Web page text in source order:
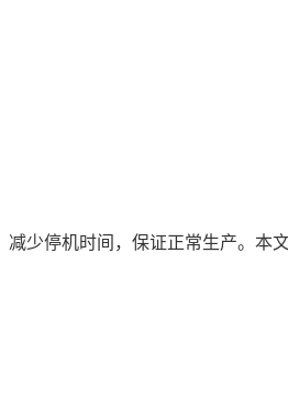
少停机时间，保证正常生产。本